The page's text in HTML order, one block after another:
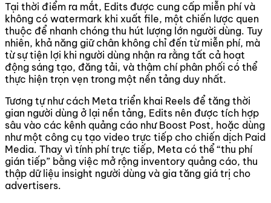
Tại thời điểm ra mắt, Edits được cung cấp miễn phí và
không có watermark khi xuất file, một chiến lược quen
thuộc để nhanh chóng thu hút lượng lớn người dùng. Tuy
nhiên, khả năng giữ chân không chỉ đến từ miễn phí, mà
từ sự tiện lợi khi người dùng nhận ra rằng tất cả hoạt
động sáng tạo, đăng tải, và thậm chí phân phối có thể
thực hiện trọn vẹn trong một nền tảng duy nhất.
Tương tự như cách Meta triển khai Reels để tăng thời
gian người dùng ở lại nền tảng, Edits nên được tích hợp
sâu vào các kênh quảng cáo như Boost Post, hoặc dùng
như một công cụ tạo video trực tiếp cho chiến dịch Paid
Media. Thay vì tính phí trực tiếp, Meta có thể “thu phí
gián tiếp” bằng việc mở rộng inventory quảng cáo, thu
thập dữ liệu insight người dùng và gia tăng giá trị cho
advertisers.